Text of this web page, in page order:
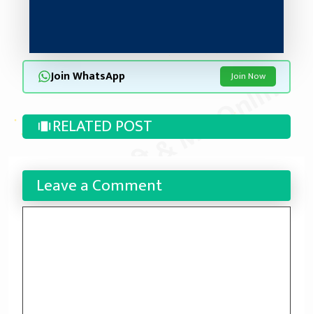
मुदित स्टेशनरी & MP Online
Join WhatsApp Join Now
RELATED POST
Leave a Comment